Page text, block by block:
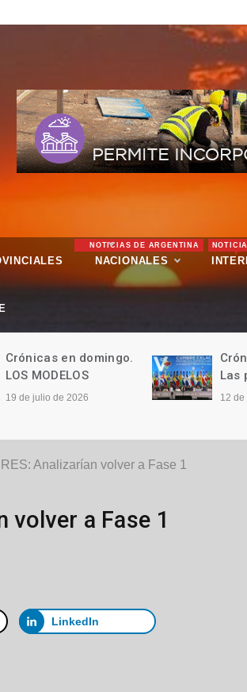
NACIONALES
NOTICIAS DE ARGENTINA
Crónicas en domingo.
LOS MODELOS
19 de julio de 2026
Las
12
Analizarían volver a Fase 1
volver a Fase 1
LinkedIn